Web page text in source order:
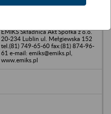
Wytwórnia Urządzeń Komunalnych
EMIKS Składnica Akt Spółka z o.o.
20-234 Lublin ul. Mełgiewska 152
tel.(81) 749-65-60 fax:(81) 874-96-
61 e-mail: emiks@emiks.pl,
www.emiks.pl